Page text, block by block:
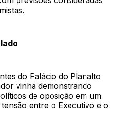
do Palácio do Planalto
vinha demonstrando
de oposição em um
entre o Executivo e o